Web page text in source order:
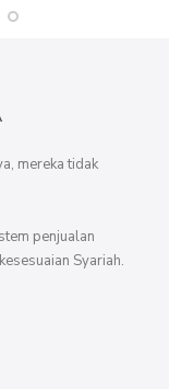
mereka tidak
penjualan
Syariah.